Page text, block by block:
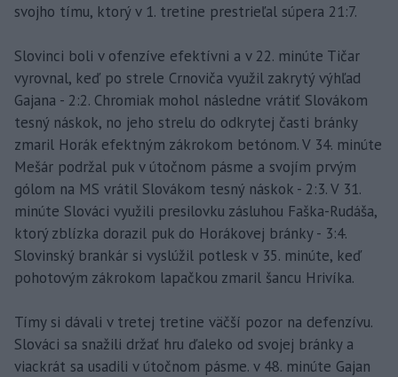
svojho tímu, ktorý v 1. tretine prestrieľal súpera 21:7.
Slovinci boli v ofenzíve efektívni a v 22. minúte Tičar
vyrovnal, keď po strele Crnoviča využil zakrytý výhľad
Gajana - 2:2. Chromiak mohol následne vrátiť Slovákom
tesný náskok, no jeho strelu do odkrytej časti bránky
zmaril Horák efektným zákrokom betónom. V 34. minúte
Mešár podržal puk v útočnom pásme a svojím prvým
gólom na MS vrátil Slovákom tesný náskok - 2:3. V 31.
minúte Slováci využili presilovku zásluhou Faška-Rudáša,
ktorý zblízka dorazil puk do Horákovej bránky - 3:4.
Slovinský brankár si vyslúžil potlesk v 35. minúte, keď
pohotovým zákrokom lapačkou zmaril šancu Hrivíka.
Tímy si dávali v tretej tretine väčší pozor na defenzívu.
Slováci sa snažili držať hru ďaleko od svojej bránky a
viackrát sa usadili v útočnom pásme. v 48. minúte Gajan